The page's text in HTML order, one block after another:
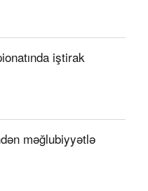
iştirak
məğlubiyyətlə